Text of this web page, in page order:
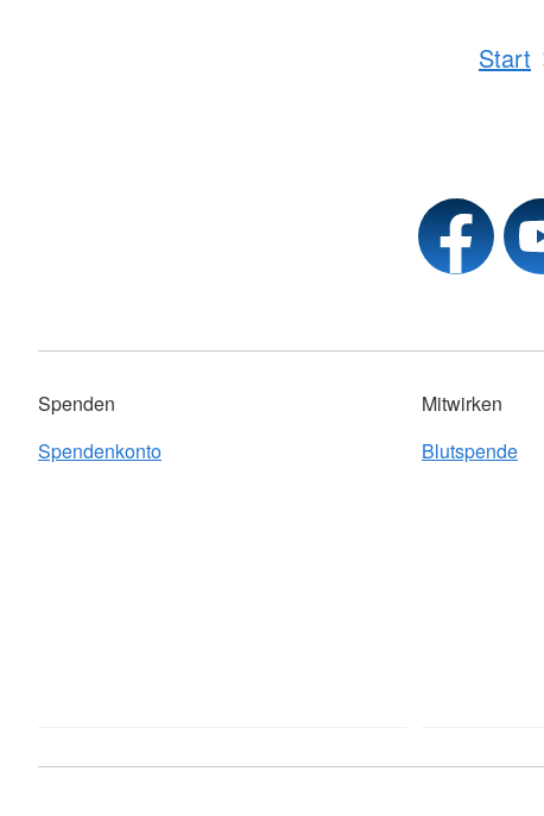
Start
Spenden
Spendenkonto
Mitwirken
Blutspende